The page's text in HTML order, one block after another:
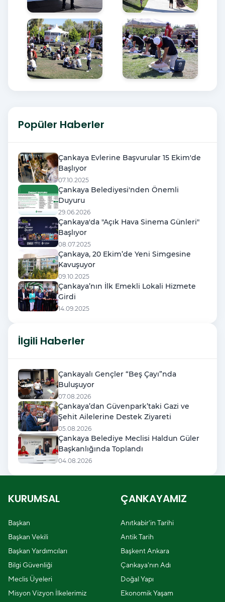
Popüler Haberler
Çankaya Evlerine Başvurular 15 Ekim'de
Başlıyor
07.10.2025
Çankaya Belediyesi'nden Önemli
Duyuru
29.06.2026
Çankaya'da "Açık Hava Sinema Günleri"
Başlıyor
08.07.2025
Çankaya, 20 Ekim’de Yeni Simgesine
Kavuşuyor
09.10.2025
Çankaya’nın İlk Emekli Lokali Hizmete
Girdi
14.09.2025
İlgili Haberler
Çankayalı Gençler “Beş Çayı”nda
Buluşuyor
07.08.2026
Çankaya’dan Güvenpark’taki Gazi ve
Şehit Ailelerine Destek Ziyareti
05.08.2026
Çankaya Belediye Meclisi Haldun Güler
Başkanlığında Toplandı
04.08.2026
KURUMSAL
Başkan
Başkan Vekili
Başkan Yardımcıları
Bilgi Güvenliği
Meclis Üyeleri
Misyon Vizyon İlkelerimiz
ÇANKAYAMIZ
Anıtkabir'in Tarihi
Antik Tarih
Başkent Ankara
Çankaya'nın Adı
Doğal Yapı
Ekonomik Yaşam